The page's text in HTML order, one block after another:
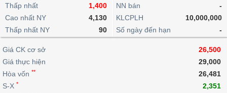
lỗ
dịch
nội
Niên
giám
Định
giá
ngoài
doanh
dịch
Chứng
quyền
quan
Thống
Thống
giao
dịch
Tin
tức
Phân
tích
kỹ
thuật
trực
tuyến
Vĩ
mô
lai
Chứng
quyền
Trái
phiếu
IR
Awards
tạo
Thấp nhất
1,400
Cao nhất NY
4,130
Thấp nhất NY
90
NN bán
-
KLCPLH
10,000,000
Số ngày đến hạn
-
Giá CK cơ sở
26,500
Giá thực hiện
29,000
Hòa vốn **
26,481
S-X *
2,351
BẤT
ĐỘNG
SẢN
TÀI
CHÍNH